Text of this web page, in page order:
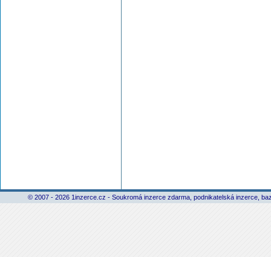
© 2007 - 2026 1inzerce.cz - Soukromá inzerce zdarma, podnikatelská inzerce,